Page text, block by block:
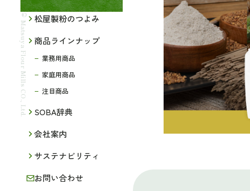
松屋製粉のつよみ
商品ラインナップ
業務用商品
家庭用商品
注目商品
SOBA辞典
会社案内
サステナビリティ
お問い合わせ
© Matsuya Flour Mills CO., Ltd.